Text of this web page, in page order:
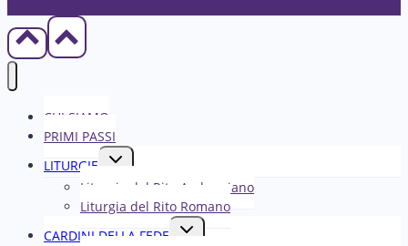
CHI SIAMO
PRIMI PASSI
LITURGIE
Alterna
figlio
Liturgia del Rito Ambrosiano
Liturgia del Rito Romano
CARDINI DELLA FEDE
Alterna